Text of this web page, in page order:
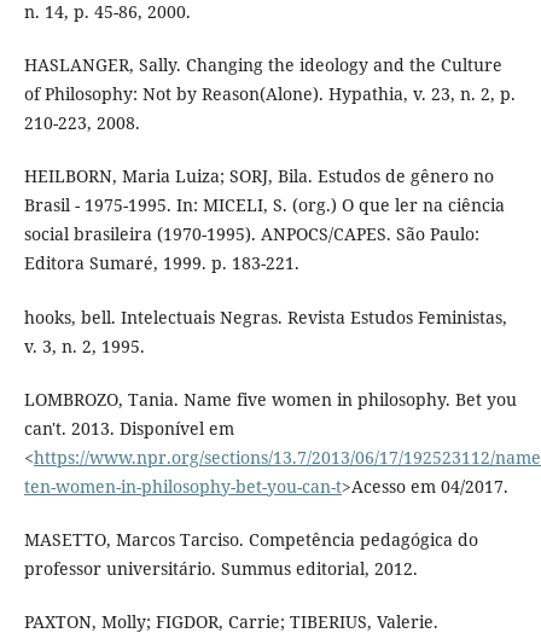
n. 14, p. 45-86, 2000.
HASLANGER, Sally. Changing the ideology and the Culture
of Philosophy: Not by Reason(Alone). Hypathia, v. 23, n. 2, p.
210-223, 2008.
HEILBORN, Maria Luiza; SORJ, Bila. Estudos de gênero no
Brasil - 1975-1995. In: MICELI, S. (org.) O que ler na ciência
social brasileira (1970-1995). ANPOCS/CAPES. São Paulo:
Editora Sumaré, 1999. p. 183-221.
hooks, bell. Intelectuais Negras. Revista Estudos Feministas,
v. 3, n. 2, 1995.
LOMBROZO, Tania. Name five women in philosophy. Bet you
can't. 2013. Disponível em
<https://www.npr.org/sections/13.7/2013/06/17/192523112/
ten-women-in-philosophy-bet-you-can-t>Acesso em 04/2017.
MASETTO, Marcos Tarciso. Competência pedagógica do
professor universitário. Summus editorial, 2012.
PAXTON, Molly; FIGDOR, Carrie; TIBERIUS, Valerie.